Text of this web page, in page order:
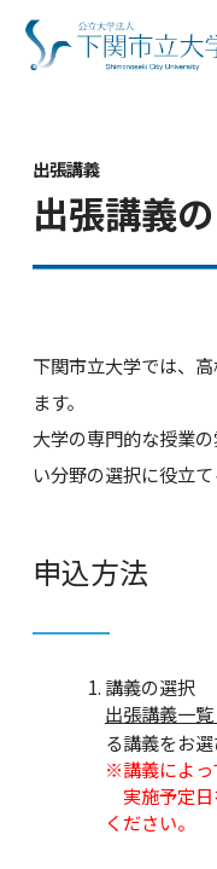
出張講義
出張講義
下関市立大学では、
ます。
大学の専門的な授業
い分野の選択に役立て
申込方法
講義の選択
出張講義一覧
る講義をお選
※講義によっ
実施予定日
ください。